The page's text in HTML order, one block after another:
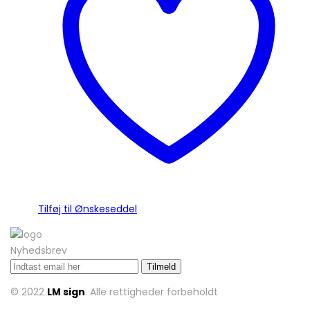
Tilføj til Ønskeseddel
Nyhedsbrev
© 2022 LM sign. Alle rettigheder forbeholdt